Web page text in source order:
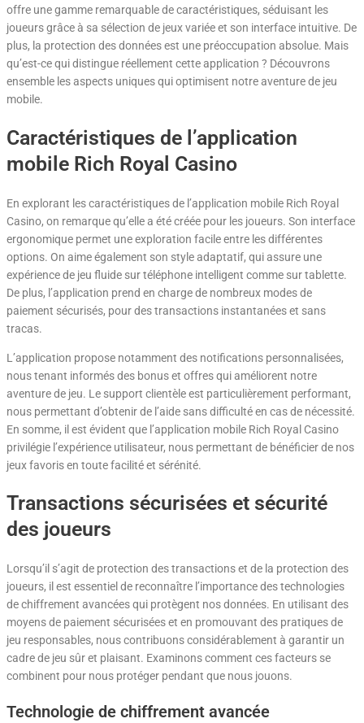
offre une gamme remarquable de caractéristiques, séduisant les
joueurs grâce à sa sélection de jeux variée et son interface intuitive. De
plus, la protection des données est une préoccupation absolue. Mais
qu’est-ce qui distingue réellement cette application ? Découvrons
ensemble les aspects uniques qui optimisent notre aventure de jeu
mobile.
Caractéristiques de l’application
mobile Rich Royal Casino
En explorant les caractéristiques de l’application mobile Rich Royal
Casino, on remarque qu’elle a été créée pour les joueurs. Son interface
ergonomique permet une exploration facile entre les différentes
options. On aime également son style adaptatif, qui assure une
expérience de jeu fluide sur téléphone intelligent comme sur tablette.
De plus, l’application prend en charge de nombreux modes de
paiement sécurisés, pour des transactions instantanées et sans
tracas.
L’application propose notamment des notifications personnalisées,
nous tenant informés des bonus et offres qui améliorent notre
aventure de jeu. Le support clientèle est particulièrement performant,
nous permettant d’obtenir de l’aide sans difficulté en cas de nécessité.
En somme, il est évident que l’application mobile Rich Royal Casino
privilégie l’expérience utilisateur, nous permettant de bénéficier de nos
jeux favoris en toute facilité et sérénité.
Transactions sécurisées et sécurité
des joueurs
Lorsqu’il s’agit de protection des transactions et de la protection des
joueurs, il est essentiel de reconnaître l’importance des technologies
de chiffrement avancées qui protègent nos données. En utilisant des
moyens de paiement sécurisées et en promouvant des pratiques de
jeu responsables, nous contribuons considérablement à garantir un
cadre de jeu sûr et plaisant. Examinons comment ces facteurs se
combinent pour nous protéger pendant que nous jouons.
Technologie de chiffrement avancée